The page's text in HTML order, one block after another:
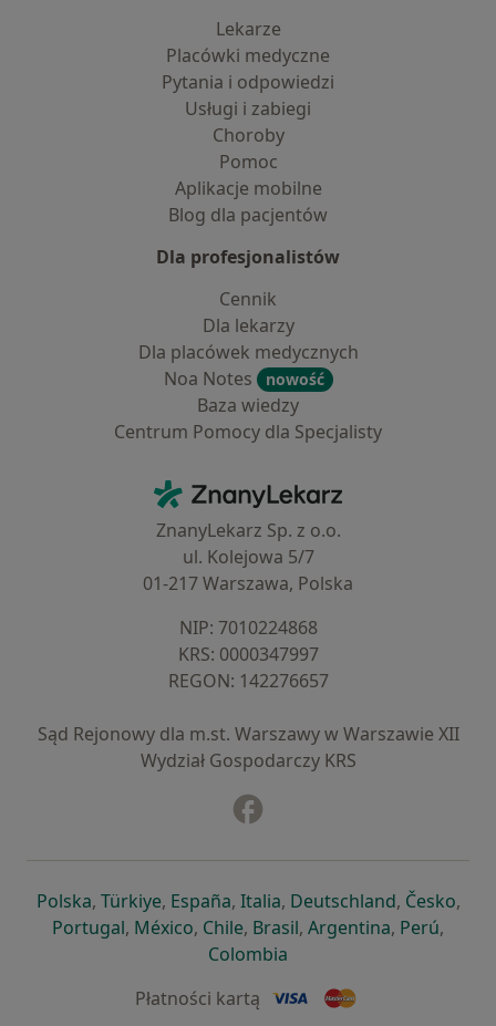
Lekarze
Placówki medyczne
Pytania i odpowiedzi
Usługi i zabiegi
Choroby
Pomoc
Aplikacje mobilne
Blog dla pacjentów
Dla profesjonalistów
Cennik
Dla lekarzy
Dla placówek medycznych
Noa Notes
nowość
Baza wiedzy
Centrum Pomocy dla Specjalisty
ZnanyLekarz - Strona główna
ZnanyLekarz Sp. z o.o.
ul. Kolejowa 5/7
01-217 Warszawa, Polska
NIP: ⁠7010224868
KRS: ⁠0000347997
REGON: ⁠142276657
Sąd Rejonowy dla m.st. Warszawy w Warszawie XII
Wydział Gospodarczy KRS
Polskaotwiera się w nowej karcie
, Türkiyeotwiera się w nowej karcie
, Españaotwiera się w nowej karcie
, Italiaotwiera się w nowej
, Deutschlandotwiera się
, Česko,
Portugalotwiera się w nowej karcie
, Méxicootwiera się w nowej karcie
, Chileotwiera się w nowej karcie
, Brasilotwiera się w nowej
, Argentinaotwiera się
, Perú,
Colombia
Płatności kartą